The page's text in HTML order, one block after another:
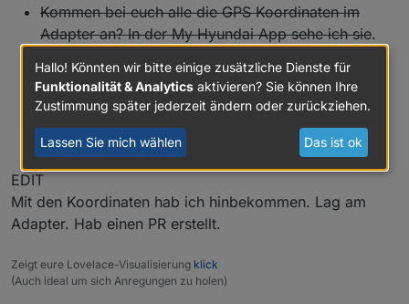
Kommen bei euch alle die GPS Koordinaten im
Adapter an? In der My Hyundai App sehe ich sie.
Gibt's eine Möglichkeit, an den durchschnittlicheb
Stromverbrauch pro 100km zu kommen? Finde im
sein.....
EDIT
Mit den Koordinaten hab ich hinbekommen. Lag am
Adapter. Hab einen PR erstellt.
Zeigt eure Lovelace-Visualisierung klick
(Auch ideal um sich Anregungen zu holen)
Hallo! Könnten wir bitte einige zusätzliche Dienste für
Funktionalität & Analytics aktivieren? Sie können Ihre
Zustimmung später jederzeit ändern oder zurückziehen.
Lassen Sie mich wählen Das ist ok